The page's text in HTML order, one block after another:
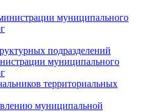
муниципального
подразделений
муниципального
территориальных
муниципальной